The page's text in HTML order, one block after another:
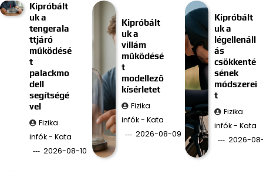
Kipróbált
uk a
tengerala
ttjáró
működésé
t
palackmo
dell
segítségé
vel
Fizika
infók - Kata
2026-08-10
Kipróbált
uk a
villám
működésé
t
modellező
kísérletet
Fizika
infók - Kata
2026-08-09
Kipróbált
uk a
légellenáll
ás
csökkenté
sének
módszerei
t
Fizika
infók - Kata
2026-